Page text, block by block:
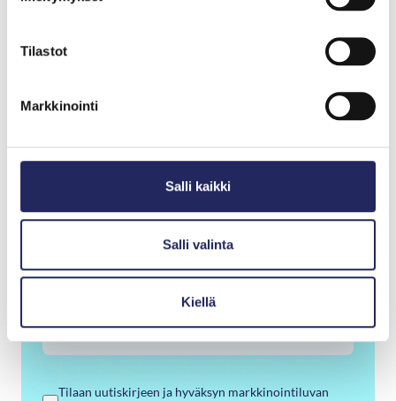
Tilastot
Markkinointi
Salli kaikki
Salli valinta
Kiellä
Etunimi
Sähköposti*
Tilaan uutiskirjeen ja hyväksyn markkinointiluvan